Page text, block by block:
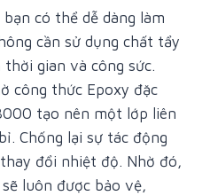
có thể dễ dàng làm
cần sử dụng chất tẩy
gian và công sức.
công thức Epoxy đặc
tạo nên một lớp liên
Chống lại sự tác động
đổi nhiệt độ. Nhờ đó,
luôn được bảo vệ,